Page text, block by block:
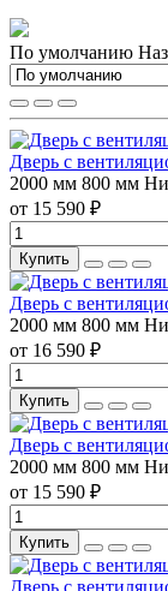
По умолчанию
Дверь с
2000 мм 800 мм
от 15 590 ₽
Купить
Дверь с
2000 мм 800 мм
от 16 590 ₽
Купить
Дверь с
2000 мм 800 мм
от 15 590 ₽
Купить
Дверь с